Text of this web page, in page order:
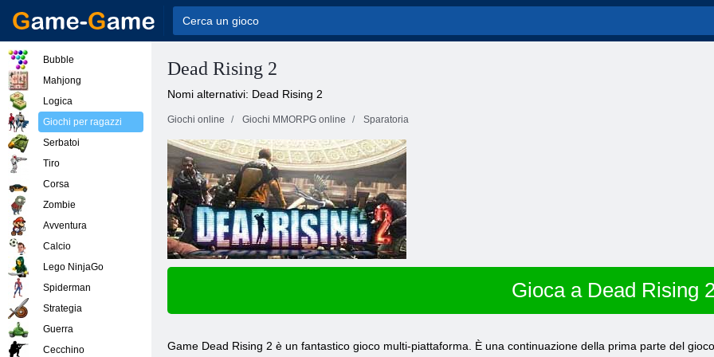
Dead Rising 2
Nomi alternativi: Dead Rising 2
Giochi online Giochi MMORPG online Sparatoria
Gioca a Dead Rising
Game Dead Rising 2 è un fantastico gioco multi-piattaforma. È una continuazione della prima parte del
Bubble
Mahjong
Logica
Giochi per ragazzi
Serbatoi
Tiro
Corsa
Zombie
Avventura
Calcio
Lego NinjaGo
Spiderman
Strategia
Guerra
Cecchino